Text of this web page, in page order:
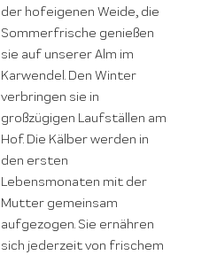
der hofeigenen Weide, die
Sommerfrische genießen
sie auf unserer Alm im
Karwendel. Den Winter
verbringen sie in
großzügigen Laufställen am
Hof. Die Kälber werden in
den ersten
Lebensmonaten mit der
Mutter gemeinsam
aufgezogen. Sie ernähren
sich jederzeit von frischem